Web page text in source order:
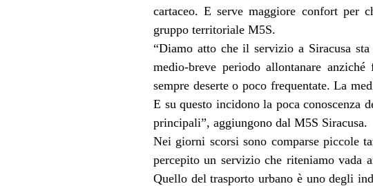
cartaceo. E serve maggiore confort per
gruppo territoriale M5S.
“Diamo atto che il servizio a Siracusa
medio-breve periodo allontanare
sempre deserte o poco frequentate. La
E su questo incidono la poca conoscenza
principali”, aggiungono dal M5S Siracusa.
Nei giorni scorsi sono comparse piccole
percepito un servizio che riteniamo vada
Quello del trasporto urbano è uno degli